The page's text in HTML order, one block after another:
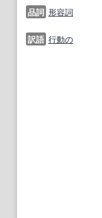
品詞 形容詞
訳語 行動の